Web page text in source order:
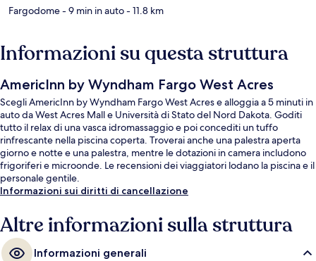
Fargodome- 9 min in auto- 11.8 km
Informazioni su questa struttura
AmericInn by Wyndham Fargo West Acres
Scegli AmericInn by Wyndham Fargo West Acres e alloggia a 5 minuti in
auto da West Acres Mall e Università di Stato del Nord Dakota. Goditi
tutto il relax di una vasca idromassaggio e poi concediti un tuffo
rinfrescante nella piscina coperta. Troverai anche una palestra aperta
giorno e notte e una palestra, mentre le dotazioni in camera includono
frigoriferi e microonde. Le recensioni dei viaggiatori lodano la piscina e il
personale gentile.
Informazioni sui diritti di cancellazione
Altre informazioni sulla struttura
Informazioni generali